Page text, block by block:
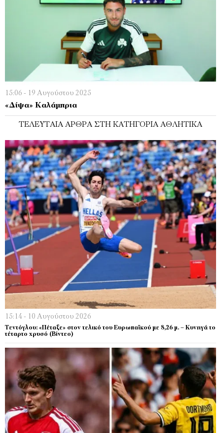
15:06 - 19 Αυγούστου 2025
«Δίψα» Καλάμπρια
ΤΕΛΕΥΤΑΊΑ ΆΡΘΡΑ ΣΤΗ ΚΑΤΗΓΟΡΊΑ ΑΘΛΗΤΙΚΆ
15:14 - 10 Αυγούστου 2026
Τεντόγλου: «Πέταξε» στον τελικό του Ευρωπαϊκού με 8,26 μ. – Κυνηγά το
τέταρτο χρυσό (Βίντεο)